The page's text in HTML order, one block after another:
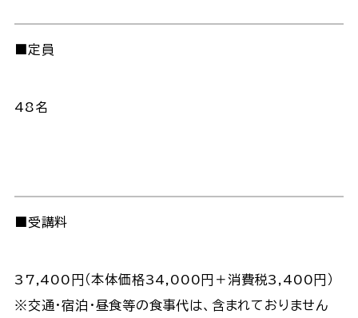
■定員
48名
■受講料
37,400円（本体価格34,000円＋消費税3,400円）
※交通・宿泊・昼食等の食事代は、含まれておりません